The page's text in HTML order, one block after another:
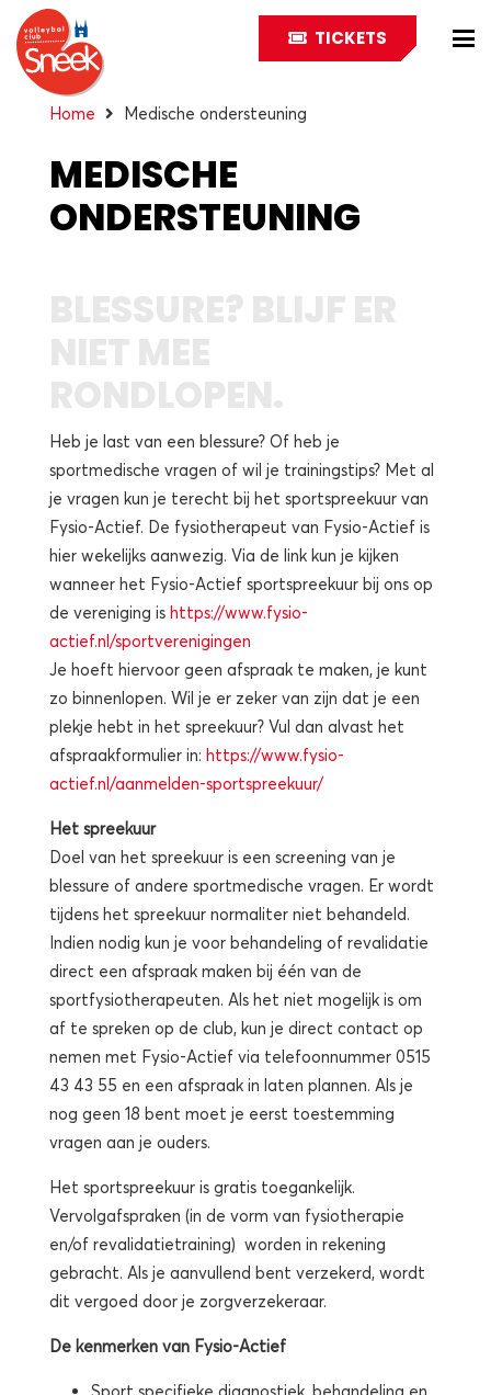
TICKETS
Home Medische ondersteuning
MEDISCHE
ONDERSTEUNING
Heb je last van een blessure? Of heb je
sportmedische vragen of wil je trainingstips? Met al
je vragen kun je terecht bij het sportspreekuur van
Fysio-Actief. De fysiotherapeut van Fysio-Actief is
hier wekelijks aanwezig. Via de link kun je kijken
wanneer het Fysio-Actief sportspreekuur bij ons op
de vereniging is https://www.fysio-
actief.nl/sportverenigingen
Je hoeft hiervoor geen afspraak te maken, je kunt
zo binnenlopen. Wil je er zeker van zijn dat je een
plekje hebt in het spreekuur? Vul dan alvast het
afspraakformulier in: https://www.fysio-
actief.nl/aanmelden-sportspreekuur/
Het spreekuur
Doel van het spreekuur is een screening van je
blessure of andere sportmedische vragen. Er wordt
tijdens het spreekuur normaliter niet behandeld.
Indien nodig kun je voor behandeling of revalidatie
direct een afspraak maken bij één van de
sportfysiotherapeuten. Als het niet mogelijk is om
af te spreken op de club, kun je direct contact op
nemen met Fysio-Actief via telefoonnummer 0515
43 43 55 en een afspraak in laten plannen. Als je
nog geen 18 bent moet je eerst toestemming
vragen aan je ouders.
Het sportspreekuur is gratis toegankelijk.
Vervolgafspraken (in de vorm van fysiotherapie
en/of revalidatietraining) worden in rekening
gebracht. Als je aanvullend bent verzekerd, wordt
dit vergoed door je zorgverzekeraar.
De kenmerken van Fysio-Actief
Sport specifieke diagnostiek, behandeling en